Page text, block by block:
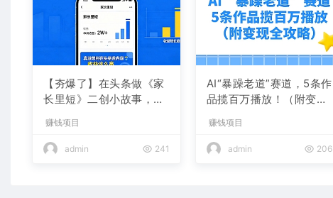
【夯爆了】在头条做《家
长里短》二创小故事，这
赚钱项目
admin 241
AI“暴躁老道”赛道，5条作
品揽百万播放！（附变现
赚钱项目
admin 206